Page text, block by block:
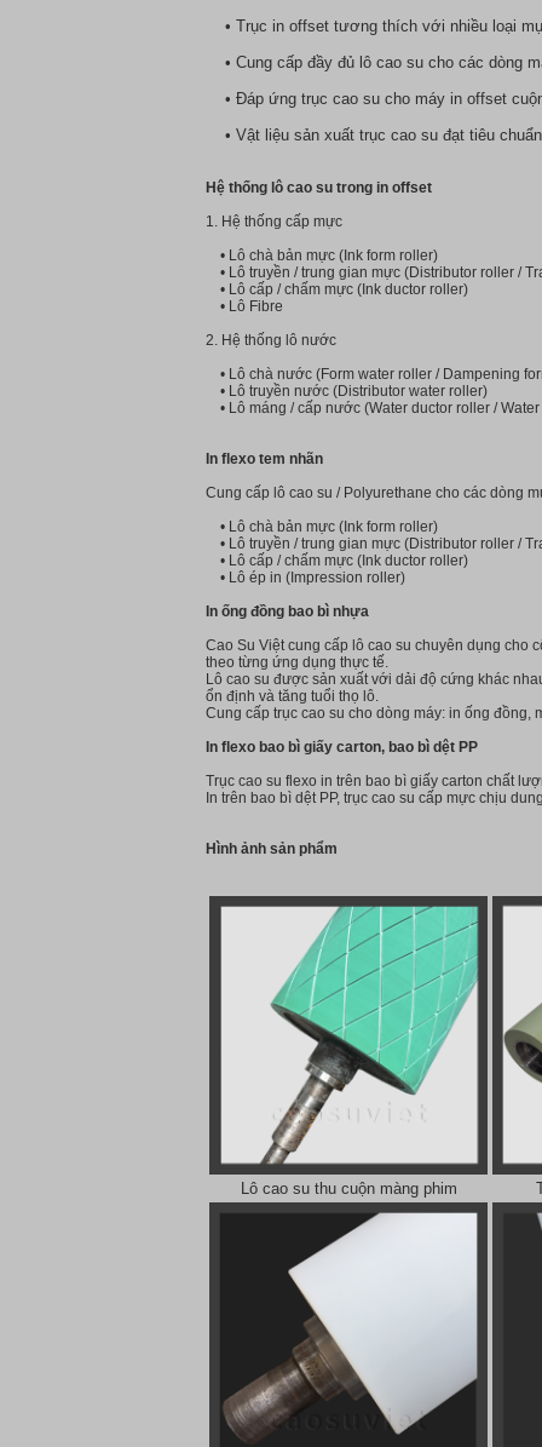
• Trục in offset tương thích với nhiều loại
• Cung cấp đầy đủ lô cao su cho các dòng
• Đáp ứng trục cao su cho máy in offset
• Vật liệu sản xuất trục cao su đạt tiêu
Hệ thống lô cao su trong in offset
1. Hệ thống cấp mực
• Lô chà bản mực (Ink form roller)
• Lô truyền / trung gian mực (Distributor roller /
• Lô cấp / chấm mực (Ink ductor roller)
• Lô Fibre
2. Hệ thống lô nước
• Lô chà nước (Form water roller / Dampening
• Lô truyền nước (Distributor water roller)
• Lô máng / cấp nước (Water ductor roller /
In flexo tem nhãn
Cung cấp lô cao su / Polyurethane cho các dòng
• Lô chà bản mực (Ink form roller)
• Lô truyền / trung gian mực (Distributor roller /
• Lô cấp / chấm mực (Ink ductor roller)
• Lô ép in (Impression roller)
In ống đồng bao bì nhựa
Cao Su Việt cung cấp lô cao su chuyên dụng cho
theo từng ứng dụng thực tế.
Lô cao su được sản xuất với dải độ cứng khác
ổn định và tăng tuổi thọ lô.
Cung cấp trục cao su cho dòng máy: in ống
In flexo bao bì giấy carton, bao bì dệt PP
Trục cao su flexo in trên bao bì giấy carton chất
In trên bao bì dệt PP, trục cao su cấp mực chịu
Hình ảnh sản phẩm
Lô cao su thu cuộn màng phim